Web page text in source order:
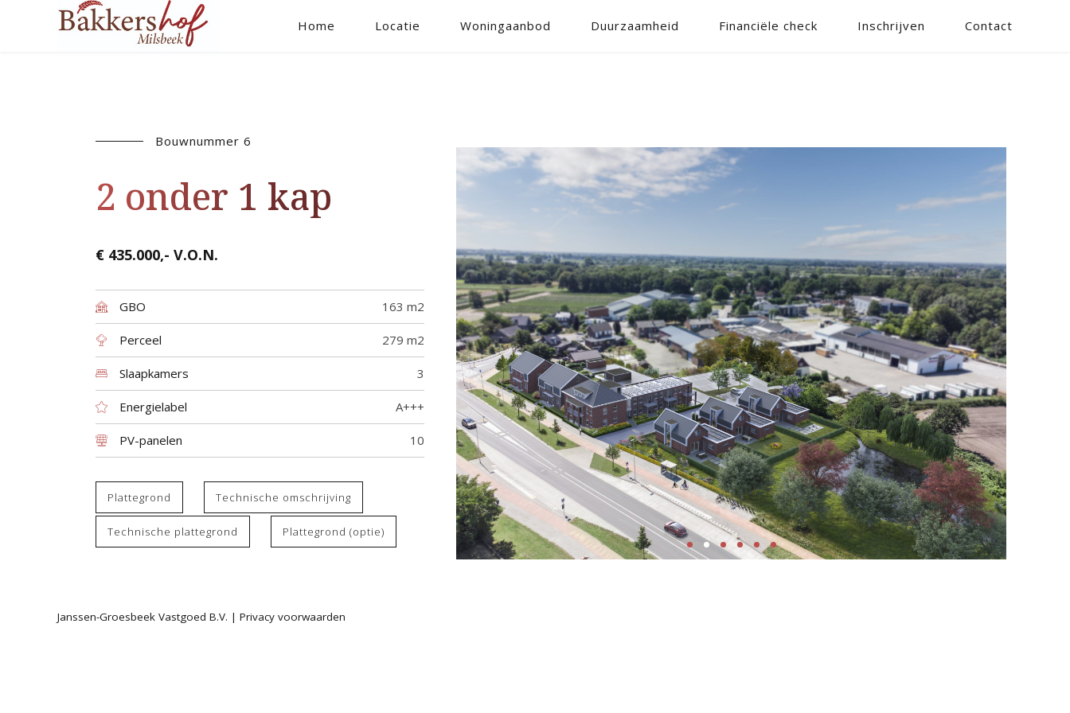
Home Locatie Woningaanbod Duurzaamheid Financiële check Inschrijven Contact
Bouwnummer 6
2 onder 1 kap
€ 435.000,- V.O.N.
GBO 163 m2
Perceel 279 m2
Slaapkamers 3
Energielabel A+++
PV-panelen 10
Plattegrond Technische omschrijving
Technische plattegrond Plattegrond (optie)
Janssen-Groesbeek Vastgoed B.V. | Privacy voorwaarden